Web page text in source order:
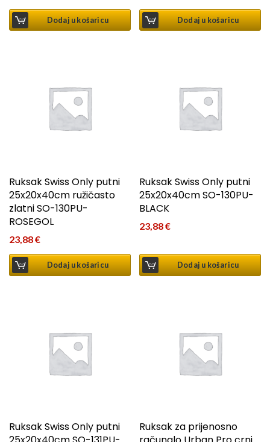
Dodaj u košaricu Dodaj u košaricu
Ruksak Swiss Only putni
25x20x40cm ružičasto
zlatni SO-130PU-
ROSEGOL
23,88€
Dodaj u košaricu
Ruksak Swiss Only putni
25x20x40cm SO-130PU-
BLACK
23,88€
Dodaj u košaricu
Ruksak Swiss Only putni
Ruksak za prijenosno